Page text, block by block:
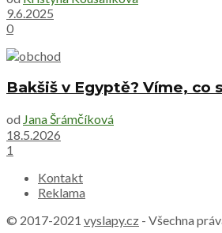
9.6.2025
0
Bakšiš v Egyptě? Víme,
od Jana Šrámčíková
18.5.2026
1
Kontakt
Reklama
© 2017-2021 vyslapy.cz - Všechna